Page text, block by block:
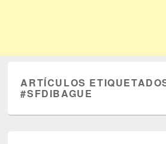
ARTÍCULOS
#SFDIBAGUE